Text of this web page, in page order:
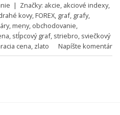
| Značky: akcie, akciové indexy,
kovy,FOREX, graf, grafy,
,meny, obchodovanie,
, stĺpcový graf, striebro, sviečkový
cena, zlato Napíšte komentár